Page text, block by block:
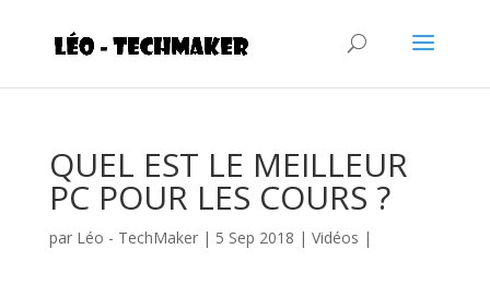
QUEL EST LE MEILLEUR
PC POUR LES COURS ?
par Léo - TechMaker| 5 Sep 2018 | Vidéos |